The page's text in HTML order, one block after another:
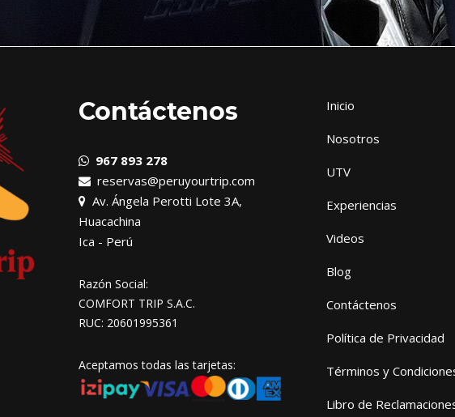
Contáctenos
967 893 278
reservas@peruyourtrip.com
Av. Ángela Perotti Lote 3A,
Huacachina
Ica - Perú
Razón Social:
COMFORT TRIP S.A.C.
RUC: 20601995361
Aceptamos todas las tarjetas:
Inicio
Nosotros
UTV
Experiencias
Videos
Blog
Contáctenos
Política de Privacidad
Términos y
Libro de